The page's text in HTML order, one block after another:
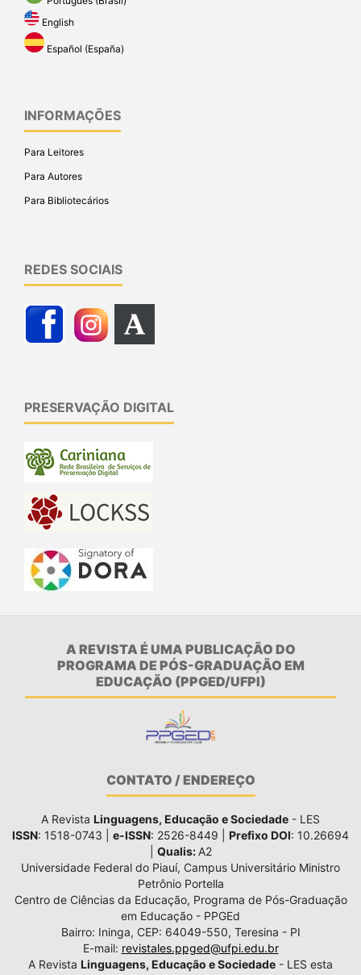
English
Español (España)
INFORMAÇÕES
Para Leitores
Para Autores
Para Bibliotecários
REDES SOCIAIS
PRESERVAÇÃO DIGITAL
A REVISTA É UMA PUBLICAÇÃO DO
PROGRAMA DE PÓS-GRADUAÇÃO EM
EDUCAÇÃO (PPGED/UFPI)
CONTATO / ENDEREÇO
A Revista Linguagens, Educação e Sociedade - LES
ISSN: 1518-0743 | e-ISSN: 2526-8449 | Prefixo DOI: 10.26694
Qualis: A2
Universidade Federal do Piauí, Campus Universitário Ministro
Petrônio Portella
Centro de Ciências da Educação, Programa de Pós-Graduação
em Educação - PPGEd
Bairro: Ininga, CEP: 64049-550, Teresina - PI
E-mail: revistales.ppged@ufpi.edu.br
A Revista Linguagens, Educação e Sociedade - LES esta